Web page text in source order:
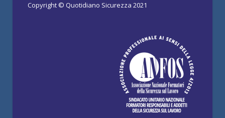
Copyright © Quotidiano Sicurezza 2021